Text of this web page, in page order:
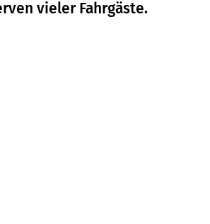
vieler Fahrgäste.